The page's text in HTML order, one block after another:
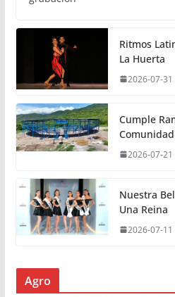
Ritmos
La Huerta
2026-07-31
Cumple
2026-07-21
Nuestra
Una Reina
2026-07-11
Agro